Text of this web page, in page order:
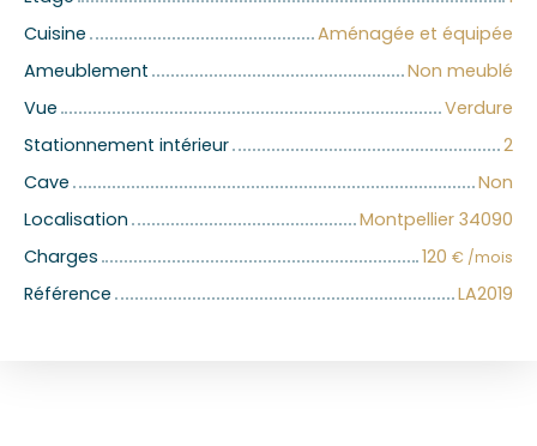
Cuisine
Aménagée et équipée
Ameublement
Non meublé
Vue
Verdure
Stationnement intérieur
2
Cave
Non
Localisation
Montpellier 34090
Charges
120 € /mois
Référence LA2019